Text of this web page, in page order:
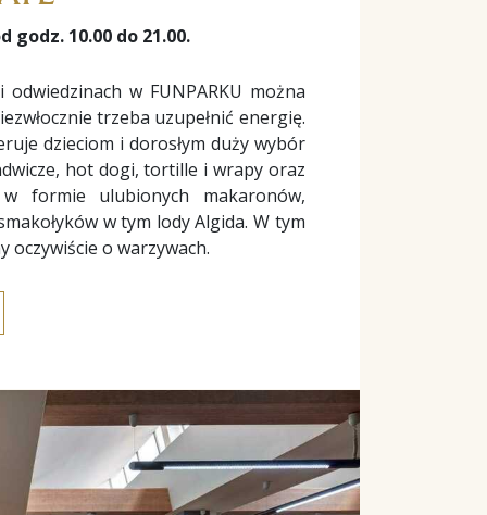
10.00 do 21.00.
w FUNPARKU można
trzeba uzupełnić energię.
dzieciom i dorosłym duży wybór
hot dogi, tortille i wrapy oraz
formie ulubionych makaronów,
w tym lody Algida. W tym
oczywiście o warzywach.